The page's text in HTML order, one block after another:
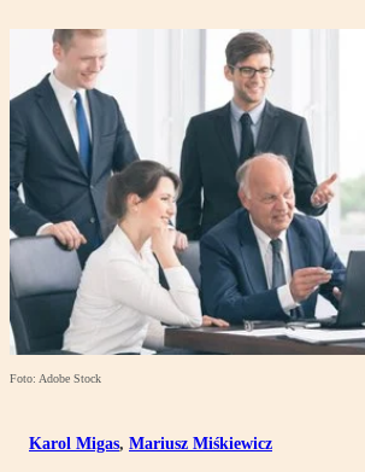
Foto: Adobe Stock
Karol Migas, Mariusz Miśkiewicz